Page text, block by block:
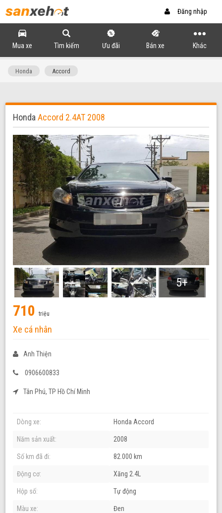
Đăng nhập
Mua xe Tìm kiếm Ưu đãi Bán xe Khác
Honda Accord
Honda Accord 2.4AT 2008
5+
710triệu
Xe cá nhân
Anh Thiện
0906600833
Tân Phú, TP Hồ Chí Minh
Dòng xe: Honda Accord
Năm sản xuất: 2008
Số km đã đi: 82.000 km
Động cơ: Xăng 2.4L
Hộp số: Tự động
Màu xe: Đen